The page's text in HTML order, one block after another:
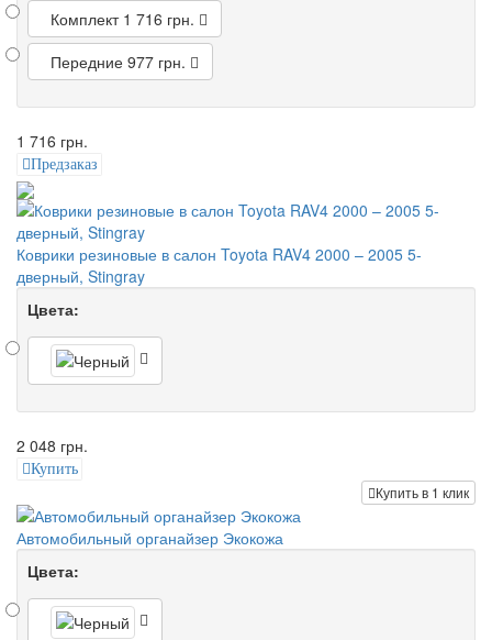
Комплект 1 716 грн.
Передние 977 грн.
1 716 грн.
Предзаказ
Коврики резиновые в салон Toyota RAV4 2000 – 2005 5-
дверный, Stingray
Цвета:
2 048 грн.
Купить
Купить в 1 клик
Автомобильный органайзер Экокожа
Цвета: